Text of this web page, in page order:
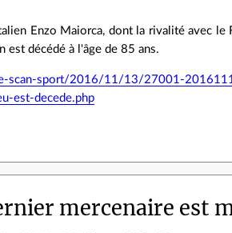
Enzo Maiorca, dont la rivalité avec
est décédé à l'âge de 85 ans.
scan-sport/2016/11/13/27001-
est-decede.php
mercenaire est